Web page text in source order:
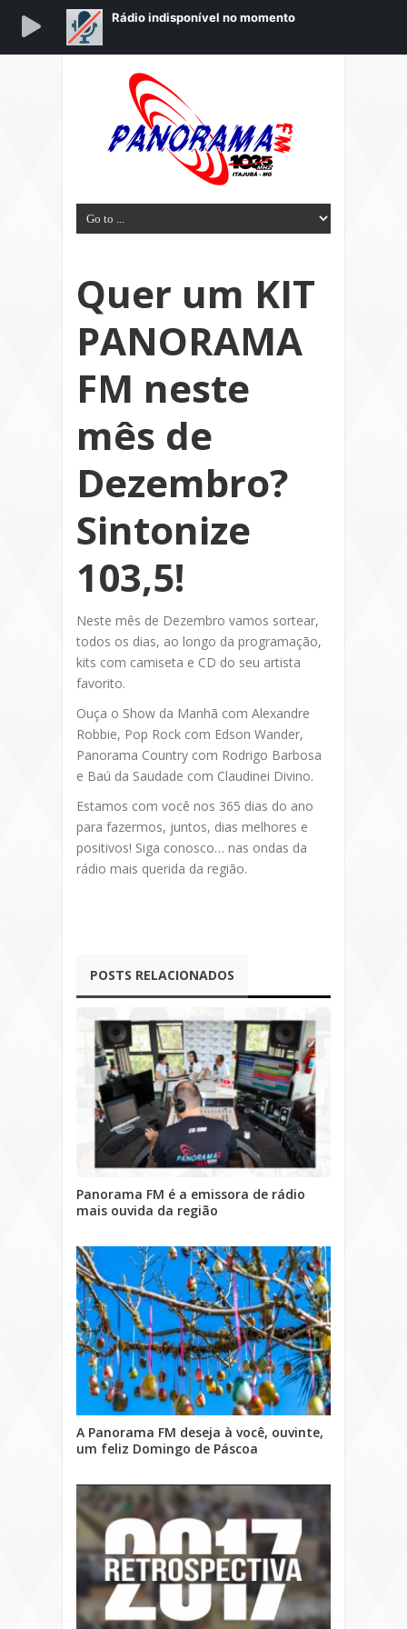
Quer um KIT
PANORAMA
FM neste
mês de
Dezembro?
Sintonize
103,5!
Neste mês de Dezembro vamos sortear,
todos os dias, ao longo da programação,
kits com camiseta e CD do seu artista
favorito.
Ouça o Show da Manhã com Alexandre
Robbie, Pop Rock com Edson Wander,
Panorama Country com Rodrigo Barbosa
e Baú da Saudade com Claudinei Divino.
Estamos com você nos 365 dias do ano
para fazermos, juntos, dias melhores e
positivos! Siga conosco… nas ondas da
rádio mais querida da região.
POSTS RELACIONADOS
Panorama FM é a emissora de rádio
mais ouvida da região
A Panorama FM deseja à você, ouvinte,
um feliz Domingo de Páscoa